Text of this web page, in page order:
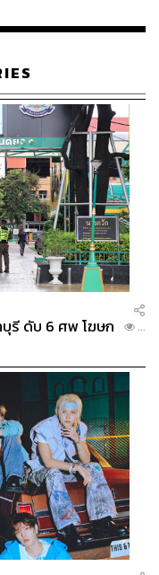
ล
World Cup 2025
428
ะจำกองบรรณาธิการข่าว
STANDARD ผู้มีงาน
ณ์ BNK48
รี ดับ 6 ศพ โฆษก
...